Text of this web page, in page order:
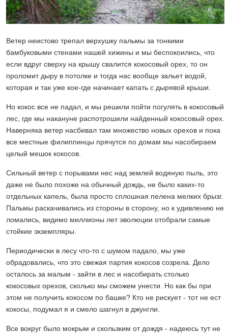
Ветер неистово трепал верхушку пальмы за тонкими
бамбуковыми стенами нашей хижины и мы беспокоились, что
если вдруг сверху на крышу свалится кокосовый орех, то он
проломит дыру в потолке и тогда нас вообще зальет водой,
которая и так уже кое-где начинает капать с дырявой крыши.
Но кокос все не падал, и мы решили пойти погулять в кокосовый
лес, где мы накануне распотрошили найденный кокосовый орех.
Наверняка ветер насбивал там множество новых орехов и пока
все местные филиппинцы прячутся по домам мы насобираем
целый мешок кокосов.
Сильный ветер с порывами нес над землей водяную пыль, это
даже не было похоже на обычный дождь, не было каких-то
отдельных капель, была просто сплошная пелена мелких брызг.
Пальмы раскачивались из стороны в сторону, но к удивлению не
ломались, видимо миллионы лет эволюции отобрали самые
стойкие экземпляры.
Периодически в лесу что-то с шумом падало, мы уже
обрадовались, что это свежая партия кокосов созрела. Дело
осталось за малым - зайти в лес и насобирать столько
кокосовых орехов, сколько мы сможем унести. Но как бы при
этом не получить кокосом по башке? Кто не рискует - тот не ест
кокосы, подумал я и смело шагнул в джунгли.
Все вокруг было мокрым и скользким от дождя - надеюсь тут не